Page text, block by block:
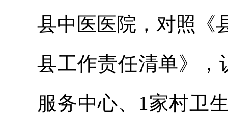
县中医医院，对照《
县工作责任清单》，
服务中心、1家村卫